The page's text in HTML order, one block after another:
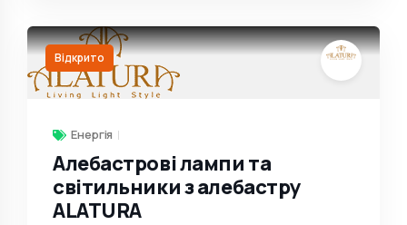
Відкрито
Енергія
Алебастрові лампи та
світильники з алебастру
ALATURA